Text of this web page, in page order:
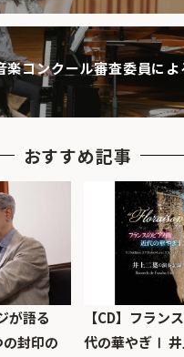
楽コンクール審査委員によ
おすすめ記事
が語る
の封印の
【CD】フラン
代の華やぎⅠ